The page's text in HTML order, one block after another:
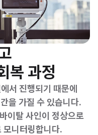
복 과정
에서 진행되기 때문에
을 가질 수 있습니다.
이탈 사인이 정상으로
모니터링합니다.